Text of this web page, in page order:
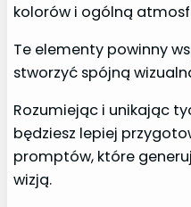
kolorów i ogólną
Te elementy powinny
stworzyć spójną
Rozumiejąc i unikając
będziesz lepiej
promptów, które
wizją.